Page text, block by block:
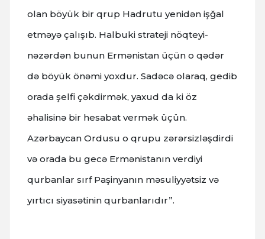
olan böyük bir qrup Hadrutu yenidən işğal
etməyə çalışıb. Halbuki strateji nöqteyi-
nəzərdən bunun Ermənistan üçün o qədər
də böyük önəmi yoxdur. Sadəcə olaraq, gedib
orada şelfi çəkdirmək, yaxud da ki öz
əhalisinə bir hesabat vermək üçün.
Azərbaycan Ordusu o qrupu zərərsizləşdirdi
və orada bu gecə Ermənistanın verdiyi
qurbanlar sırf Paşinyanın məsuliyyətsiz və
yırtıcı siyasətinin qurbanlarıdır”.